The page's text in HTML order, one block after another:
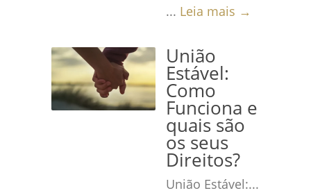
... Leia mais →
União
Estável:
Como
Funciona e
quais são
os seus
Direitos?
União Estável:...